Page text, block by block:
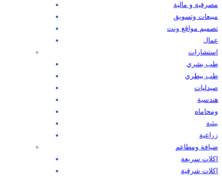
مصرفية و مالية
مبيعات وتسويق
تصميم مواقع ونت
عمال
استشارات
طب بشري
طب بيطري
صيدليات
هندسية
ومحاماه
بيئية
زراعية
ضيافة ومطاعم
اكلات سريعة
اكلات شرقية